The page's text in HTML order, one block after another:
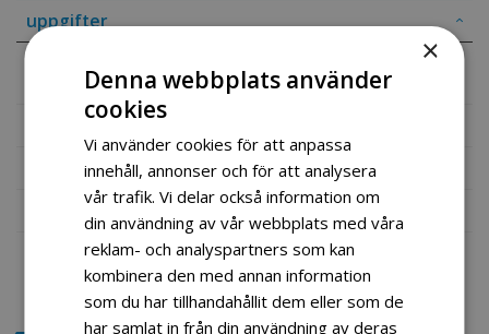
uppgifter
Drivreim B1120LI 40hk flishugger
Mer information
Recensioner
Fil vedlegg
×
Denna webbplats använder
cookies
Vi använder cookies för att anpassa
innehåll, annonser och för att analysera
vår trafik. Vi delar också information om
din användning av vår webbplats med våra
reklam- och analyspartners som kan
kombinera den med annan information
som du har tillhandahållit dem eller som de
har samlat in från din användning av deras